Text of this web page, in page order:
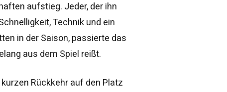
aufstieg. Jeder, der ihn
Technik und ein
in der Saison, passierte das
aus dem Spiel reißt.
Rückkehr auf den Platz